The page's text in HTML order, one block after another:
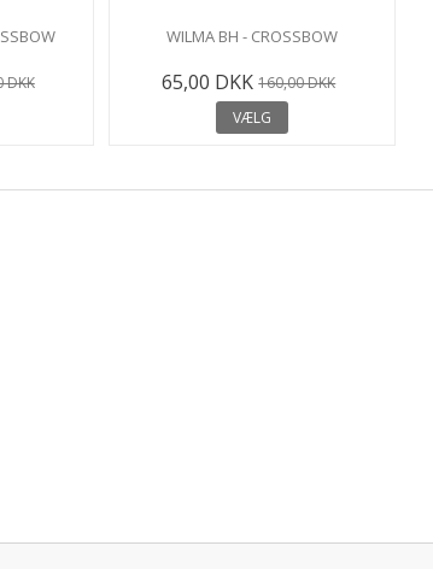
DKK
WILMA BH - CROSSBOW
65,00 DKK160,00 DKK
VÆLG